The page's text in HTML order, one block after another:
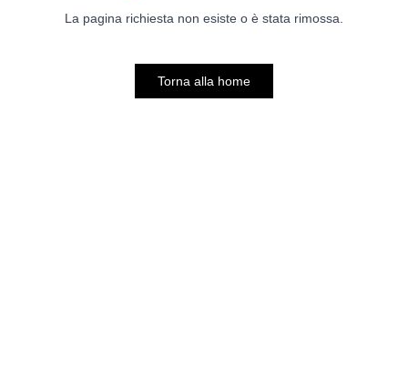
La pagina richiesta non esiste o è stata rimossa.
Torna alla home